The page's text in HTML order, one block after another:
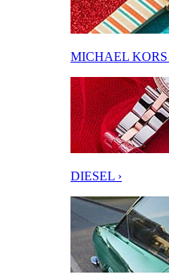
MICHAEL KORS
DIESEL ›